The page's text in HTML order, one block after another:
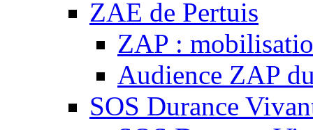
ZAE de Pertuis
ZAP :
Audience ZAP
SOS Durance